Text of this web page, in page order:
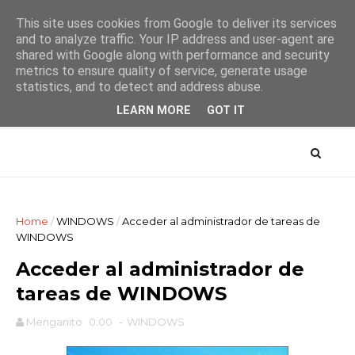
AYTUTO Blog
Home /WINDOWS /Acceder al administrador de tareas de
WINDOWS
Acceder al administrador de
tareas de WINDOWS
Menganito 0:00 - WINDOWS
This site uses cookies from Google to deliver its services
and to analyze traffic. Your IP address and user-agent are
shared with Google along with performance and security
metrics to ensure quality of service, generate usage
statistics, and to detect and address abuse.
LEARN MORE GOT IT